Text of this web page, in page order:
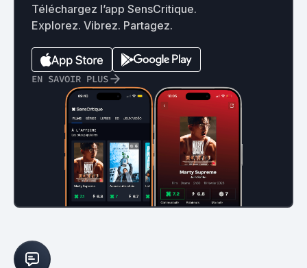
Téléchargez l’app SensCritique.
Explorez. Vibrez. Partagez.
EN SAVOIR PLUS